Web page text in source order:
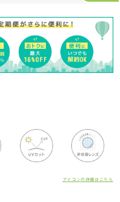
アイコンの詳細はこちら